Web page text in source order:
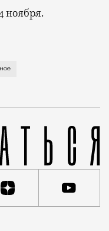
ноября.
Московский музей